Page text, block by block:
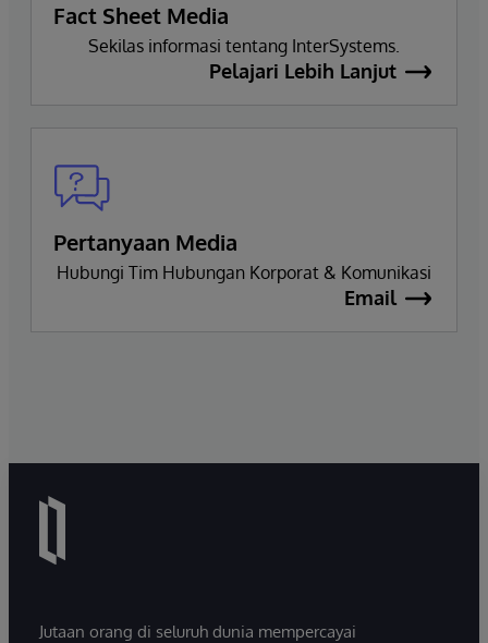
Fact Sheet Media
Sekilas informasi tentang InterSystems.
Pelajari Lebih Lanjut
Pertanyaan Media
Hubungi Tim Hubungan Korporat & Komunikasi
Email
Jutaan orang di seluruh dunia mempercayai